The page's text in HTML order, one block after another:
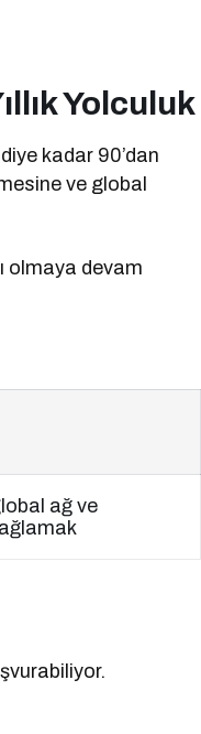
Yolculuk
kadar 90’dan
ve global
olmaya devam
ağ ve